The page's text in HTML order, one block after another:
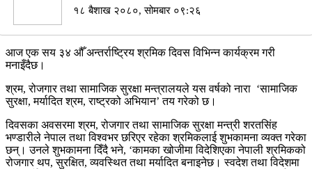
१८ बैशाख २०८०, सोमबार ०९:२६
आज एक सय ३४ औँ अन्तर्राष्ट्रिय श्रमिक दिवस विभिन्न कार्यक्रम गरी
मनाइँदैछ।
श्रम, रोजगार तथा सामाजिक सुरक्षा मन्त्रालयले यस वर्षको नारा ‘सामाजिक
सुरक्षा, मर्यादित श्रम, राष्ट्रको अभियान’ तय गरेको छ।
दिवसका अवसरमा श्रम, रोजगार तथा सामाजिक सुरक्षा मन्त्री शरतसिंह
भण्डारीले नेपाल तथा विश्वभर छरिएर रहेका श्रमिकलाई शुभकामना व्यक्त गरेका
छन्। उनले शुभकामना दिँदै भने, ‘कामका खोजीमा विदेशिएका नेपाली श्रमिकको
रोजगार थप, सुरक्षित, व्यवस्थित तथा मर्यादित बनाइनेछ। स्वदेश तथा विदेशमा